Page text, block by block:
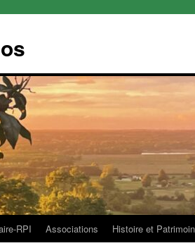
RPI Associations Histoire et